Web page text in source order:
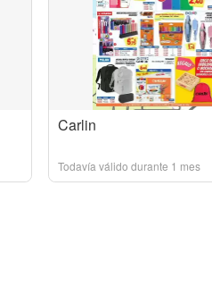
Carlin
Todavía válido durante 1 mes